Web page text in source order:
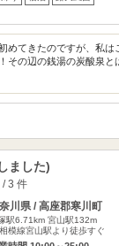
めてきたのですが、私
その辺の銭湯の炭酸泉と
ました)
/ 3 件
川県 / 高座郡寒川町
駅6.71km 宮山駅132m
模線宮山駅より徒歩すぐ